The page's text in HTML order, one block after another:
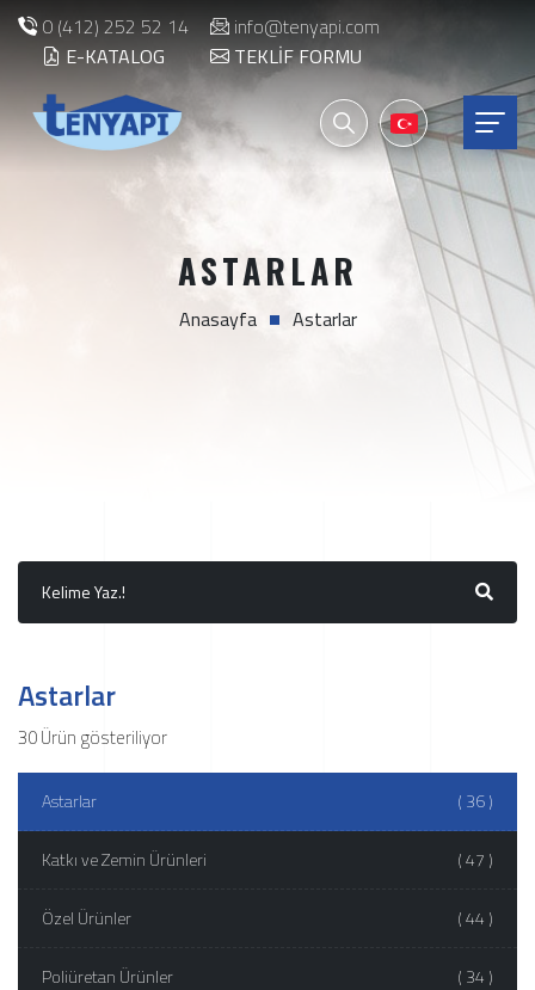
0 (412) 252 52 14
info@tenyapi.com
E-KATALOG
TEKLIF FORMU
ASTARLAR
Anasayfa Astarlar
Astarlar
30 Ürün gösteriliyor
Astarlar ( 36 )
Katkı ve Zemin Ürünleri ( 47 )
Özel Ürünler ( 44 )
Poliüretan Ürünler ( 34 )